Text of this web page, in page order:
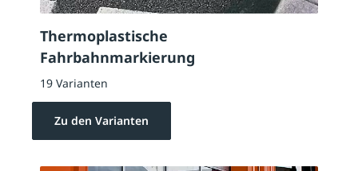
Thermoplastische
Fahrbahnmarkierung
19 Varianten
Zu den Varianten